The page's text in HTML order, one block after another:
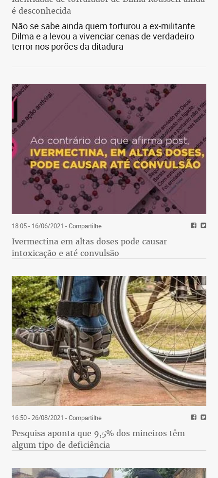
é desconhecida
Não se sabe ainda quem torturou a ex-militante
Dilma e a levou a vivenciar cenas de verdadeiro
terror nos porões da ditadura
18:05 - 16/06/2021 - Compartilhe
Ivermectina em altas doses pode causar
intoxicação e até convulsão
16:50 - 26/08/2021 - Compartilhe
Pesquisa aponta que 9,5% dos mineiros têm
algum tipo de deficiência